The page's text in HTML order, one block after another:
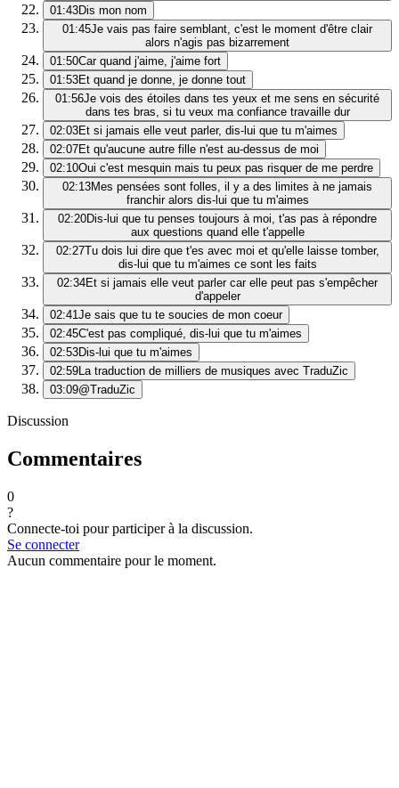
01:43Dis mon nom
01:45Je vais pas faire semblant, c'est le moment d'être clair
alors n'agis pas bizarrement
01:50Car quand j'aime, j'aime fort
01:53Et quand je donne, je donne tout
01:56Je vois des étoiles dans tes yeux et me sens en sécurité
dans tes bras, si tu veux ma confiance travaille dur
02:03Et si jamais elle veut parler, dis-lui que tu m'aimes
02:07Et qu'aucune autre fille n'est au-dessus de moi
02:10Oui c'est mesquin mais tu peux pas risquer de me perdre
02:13Mes pensées sont folles, il y a des limites à ne jamais
franchir alors dis-lui que tu m'aimes
02:20Dis-lui que tu penses toujours à moi, t'as pas à répondre
aux questions quand elle t'appelle
02:27Tu dois lui dire que t'es avec moi et qu'elle laisse tomber,
dis-lui que tu m'aimes ce sont les faits
02:34Et si jamais elle veut parler car elle peut pas s'empêcher
d'appeler
02:41Je sais que tu te soucies de mon coeur
02:45C'est pas compliqué, dis-lui que tu m'aimes
02:53Dis-lui que tu m'aimes
02:59La traduction de milliers de musiques avec TraduZic
03:09@TraduZic
Discussion
Commentaires
0
?
Connecte-toi pour participer à la discussion.
Se connecter
Aucun commentaire pour le moment.